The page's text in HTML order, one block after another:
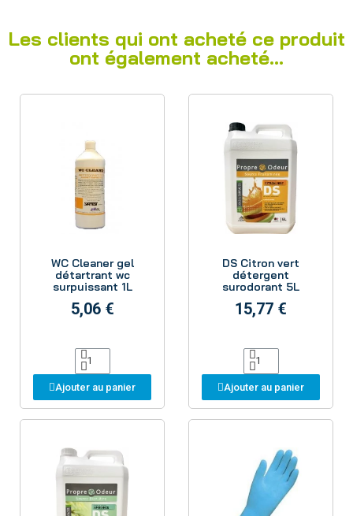
Les clients qui ont acheté ce produit
ont également acheté...
WC Cleaner gel
détartrant wc
surpuissant 1L
5,06 €
Ajouter au panier
DS Citron vert
détergent
surodorant 5L
15,77 €
Ajouter au panier